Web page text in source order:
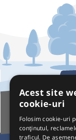
Acest site
cookie-uri
Folosim cookie-uri
conținutul,
traficul. De